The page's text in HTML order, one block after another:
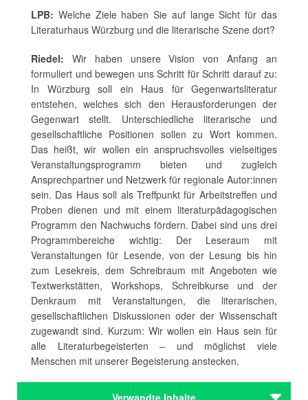
LPB: Welche Ziele haben Sie auf lange Sicht für das
Literaturhaus Würzburg und die literarische Szene dort?
Riedel: Wir haben unsere Vision von Anfang an
formuliert und bewegen uns Schritt für Schritt darauf zu:
In Würzburg soll ein Haus für Gegenwartsliteratur
entstehen, welches sich den Herausforderungen der
Gegenwart stellt. Unterschiedliche literarische und
gesellschaftliche Positionen sollen zu Wort kommen.
Das heißt, wir wollen ein anspruchsvolles vielseitiges
Veranstaltungsprogramm bieten und zugleich
Ansprechpartner und Netzwerk für regionale Autor:innen
sein. Das Haus soll als Treffpunkt für Arbeitstreffen und
Proben dienen und mit einem literaturpädagogischen
Programm den Nachwuchs fördern. Dabei sind uns drei
Programmbereiche wichtig: Der Leseraum mit
Veranstaltungen für Lesende, von der Lesung bis hin
zum Lesekreis, dem Schreibraum mit Angeboten wie
Textwerkstätten, Workshops, Schreibkurse und der
Denkraum mit Veranstaltungen, die literarischen,
gesellschaftlichen Diskussionen oder der Wissenschaft
zugewandt sind. Kurzum: Wir wollen ein Haus sein für
alle Literaturbegeisterten – und möglichst viele
Menschen mit unserer Begeisterung anstecken.